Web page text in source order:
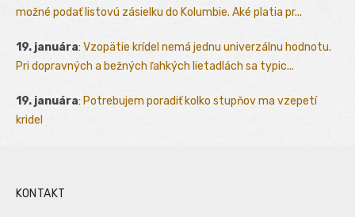
možné podať listovú zásielku do Kolumbie. Aké platia pr...
19. januára: Vzopätie krídel nemá jednu univerzálnu hodnotu.
Pri dopravných a bežných ľahkých lietadlách sa typic...
19. januára: Potrebujem poradiť kolko stupňov ma vzepetí
kridel
KONTAKT